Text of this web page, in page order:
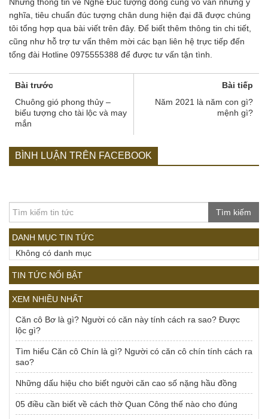
nghĩa, tiêu chuẩn đúc tượng chân dung hiện đại đã được chúng
tôi tổng hợp qua bài viết trên đây. Để biết thêm thông tin chi tiết,
cũng như hỗ trợ tư vấn thêm mời các bạn liên hệ trực tiếp đến
tổng đài Hotline 0975555388 để được tư vấn tận tình.
Bài trước
Chuông gió phong thủy –
biểu tượng cho tài lộc và may
mắn
Bài tiếp
Năm 2021 là năm con gì?
mệnh gì?
BÌNH LUẬN TRÊN FACEBOOK
Tìm kiếm
DANH MỤC TIN TỨC
Không có danh mục
TIN TỨC NỔI BẬT
XEM NHIỀU NHẤT
Căn cô Bơ là gì? Người có căn này tính cách ra sao? Được
lộc gì?
Tìm hiểu Căn cô Chín là gì? Người có căn cô chín tính cách ra
sao?
Những dấu hiệu cho biết người căn cao số nặng hầu đồng
05 điều cần biết về cách thờ Quan Công thế nào cho đúng